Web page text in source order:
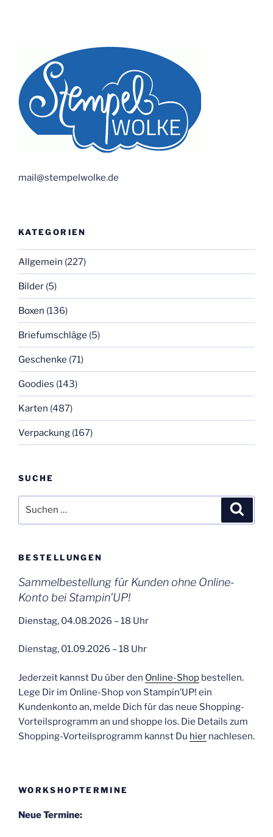
mail@stempelwolke.de
KATEGORIEN
Allgemein (227)
Bilder (5)
Boxen (136)
Briefumschläge (5)
Geschenke (71)
Goodies (143)
Karten (487)
Verpackung (167)
SUCHE
nach:
BESTELLUNGEN
Sammelbestellung für Kunden ohne Online-
Konto bei Stampin’UP!
Dienstag, 04.08.2026 – 18 Uhr
Dienstag, 01.09.2026 – 18 Uhr
Jederzeit kannst Du über den Online-Shop bestellen.
Lege Dir im Online-Shop von Stampin’UP! ein
Kundenkonto an, melde Dich für das neue Shopping-
Vorteilsprogramm an und shoppe los. Die Details zum
Shopping-Vorteilsprogramm kannst Du hier nachlesen.
WORKSHOPTERMINE
Neue Termine: